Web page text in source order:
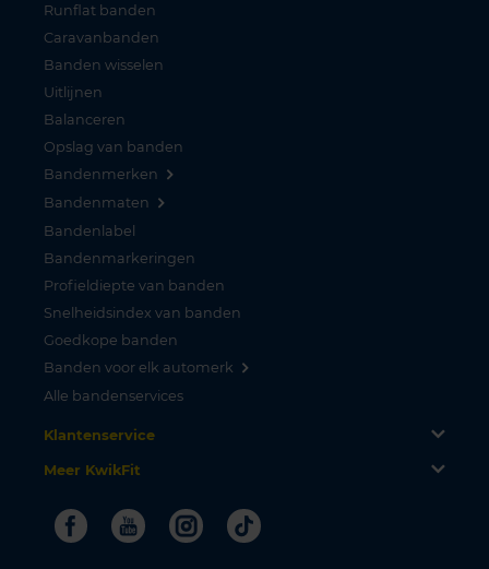
Runflat banden
Caravanbanden
Banden wisselen
Uitlijnen
Balanceren
Opslag van banden
Bandenmerken
Bandenmaten
Bandenlabel
Bandenmarkeringen
Profieldiepte van banden
Snelheidsindex van banden
Goedkope banden
Banden voor elk automerk
Alle bandenservices
Klantenservice
Meer KwikFit
FacebookYoutubeInstagram
Tiktok